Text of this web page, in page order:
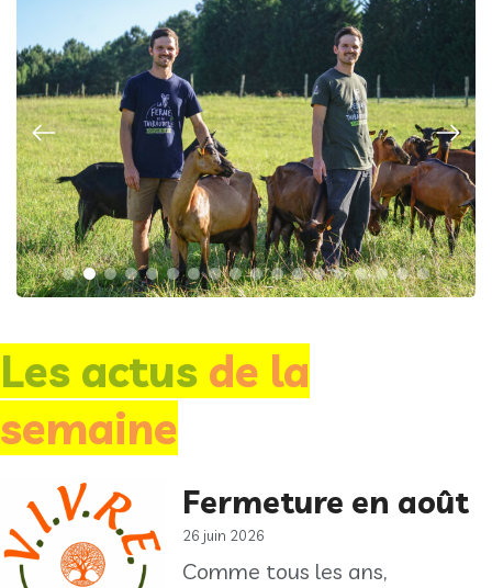
Les actus de la
semaine
Fermeture en août
26 juin 2026
Comme tous les ans,